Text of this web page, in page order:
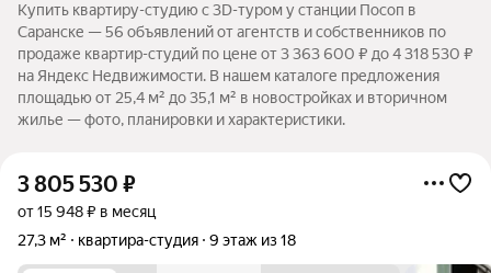
Купить квартиру-студию c 3D-туром у станции Посоп в
Саранске — 56 объявлений от агентств и собственников по
продаже квартир-студий по цене от 3 363 600 ₽ до 4 318 530 ₽
на Яндекс Недвижимости. В нашем каталоге предложения
площадью от 25,4 м² до 35,1 м² в новостройках и вторичном
жилье — фото, планировки и характеристики.
3 805 530 ₽
от 15 948 ₽ в месяц
27,3 м²
квартира-студия 9 этаж из 18